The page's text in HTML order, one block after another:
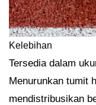
Kelebihan
Tersedia dalam
Menurunkan tumit
mendistribusikan